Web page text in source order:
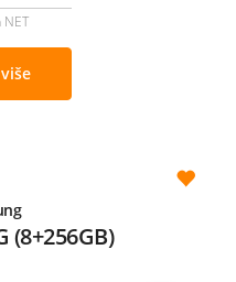
(8+256GB)